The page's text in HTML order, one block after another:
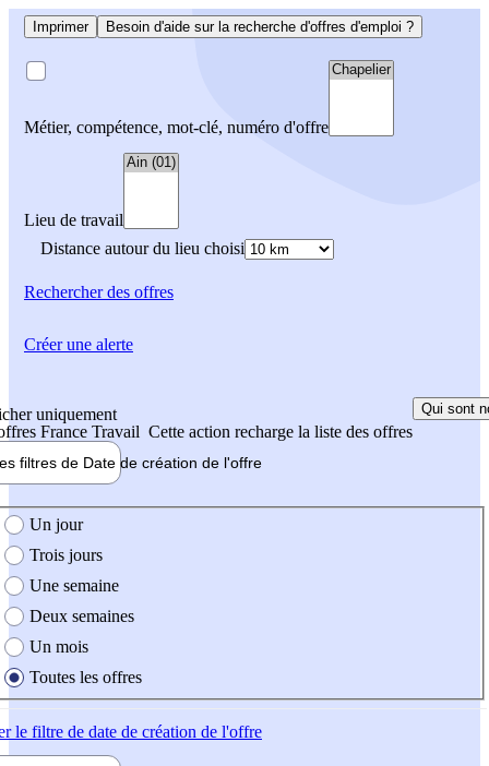
Imprimer Besoin d'aide sur la recherche d'offres d'emploi ?
Métier, compétence, mot-clé, numéro d'offre
Lieu de travail
Distance autour du lieu choisi
Rechercherdes offres
uniquement
France Travail Cette action recharge la liste des offres
Qui sont
filtres de Date de création de l'offre
création de l'offre
Un jour
Trois jours
Une semaine
Deux semaines
Un mois
Toutes les offres
le filtre de date de création de l'offre
Créer une alerte